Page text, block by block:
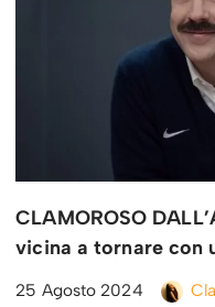
CLAMOROSO
vicina a tornare con
25 Agosto 2024